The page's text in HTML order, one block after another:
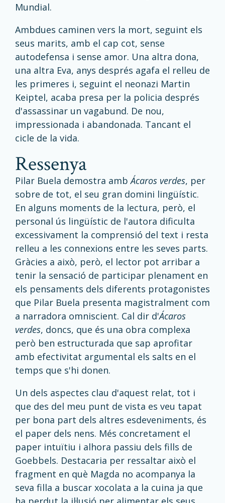
Mundial.
Ambdues caminen vers la mort, seguint els
seus marits, amb el cap cot, sense
autodefensa i sense amor. Una altra dona,
una altra Eva, anys després agafa el relleu de
les primeres i, seguint el neonazi Martin
Keiptel, acaba presa per la policia després
d'assassinar un vagabund. De nou,
impressionada i abandonada. Tancant el
cicle de la vida.
ressenya
Pilar Buela demostra ambÁcaros verdes, per
sobre de tot, el seu gran domini lingüístic.
En alguns moments de la lectura, però, el
personal ús lingüístic de l'autora dificulta
excessivament la comprensió del text i resta
relleu a les connexions entre les seves parts.
Gràcies a això, però, el lector pot arribar a
tenir la sensació de participar plenament en
els pensaments dels diferents protagonistes
que Pilar Buela presenta magistralment com
a narradora omniscient. Cal dir d'Ácaros
verdes, doncs, que és una obra complexa
però ben estructurada que sap aprofitar
amb efectivitat argumental els salts en el
temps que s'hi donen.
Un dels aspectes clau d'aquest relat, tot i
que des del meu punt de vista es veu tapat
per bona part dels altres esdeveniments, és
el paper dels nens. Més concretament el
paper intuïtiu i alhora passiu dels fills de
Goebbels. Destacaria per ressaltar això el
fragment en què Magda no acompanya la
seva filla a buscar xocolata a la cuina ja que